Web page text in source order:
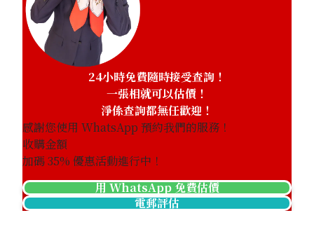
24小時免費隨時接受查詢！
一張相就可以估價！
淨係查詢都無任歡迎！
感謝您使用 WhatsApp 預約我們的服務！
收購金額
加碼35% 優惠活動進行中！
用 WhatsApp 免費估價
電郵評估